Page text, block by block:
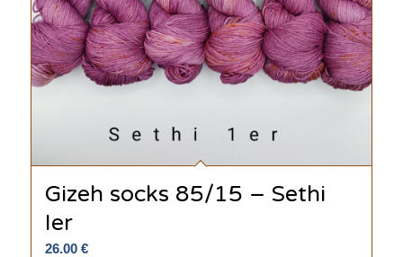
Gizeh socks 85/15 – Sethi
Ier
26.00 €